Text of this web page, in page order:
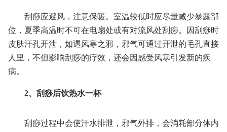
刮痧应避风，注意保暖。室温较低时应尽量减少暴露部
位，夏季高温时不可在电扇处或有对流风处刮痧。因刮痧时
皮肤汗孔开泄，如遇风寒之邪，邪气可通过开泄的毛孔直接
人里，不但影响刮痧的疗效，还会因感受风寒引发新的疾
病。
2、刮痧后饮热水一杯
刮痧过程中会使汗水排泄，邪气外排，会消耗部分体内